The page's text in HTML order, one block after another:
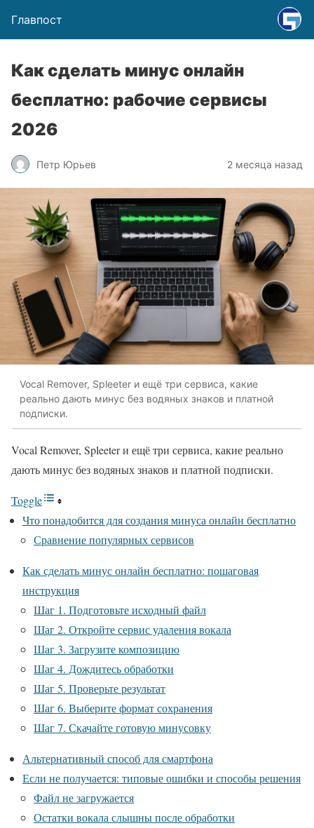
Главпост
Как сделать минус онлайн
бесплатно: рабочие сервисы
2026
Петр Юрьев 2 месяца назад
Vocal Remover, Spleeter и ещё три сервиса, какие
реально дають минус без водяных знаков и платной
подписки.
Vocal Remover, Spleeter и ещё три сервиса, какие реально
дають минус без водяных знаков и платной подписки.
Toggle
Что понадобится для создания минуса онлайн бесплатно
Сравнение популярных сервисов
Как сделать минус онлайн бесплатно: пошаговая
инструкция
Шаг 1. Подготовьте исходный файл
Шаг 2. Откройте сервис удаления вокала
Шаг 3. Загрузите композицию
Шаг 4. Дождитесь обработки
Шаг 5. Проверьте результат
Шаг 6. Выберите формат сохранения
Шаг 7. Скачайте готовую минусовку
Альтернативный способ для смартфона
Если не получается: типовые ошибки и способы решения
Файл не загружается
Остатки вокала слышны после обработки